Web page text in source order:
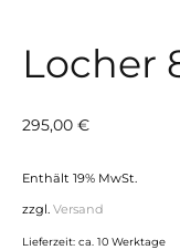
Locher
295,00 €
Enthält 19% MwSt.
zzgl. Versand
Lieferzeit: ca. 10 Werktage